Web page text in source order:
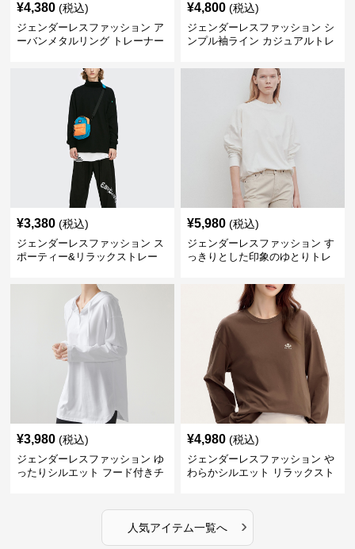
¥4,380 (税込)
ジェンダーレスファッション ア
ーバンメタルリング トレーナー
¥4,800 (税込)
ジェンダーレスファッション シ
ンプル袖ライン カジュアルトレ
¥3,380 (税込)
ジェンダーレスファッション ス
ポーティー&リラックストレー
¥5,980 (税込)
ジェンダーレスファッション す
っきりとした印象のゆとりトレ
¥3,980 (税込)
ジェンダーレスファッション ゆ
ったりシルエット フード付きチ
¥4,980 (税込)
ジェンダーレスファッション や
わらかシルエット リラックスト
人気アイテム一覧へ ›